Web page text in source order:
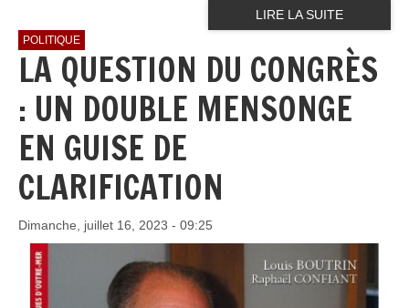
LIRE LA SUITE
POLITIQUE
LA QUESTION DU CONGRÈS
: UN DOUBLE MENSONGE
EN GUISE DE
CLARIFICATION
Dimanche, juillet 16, 2023 - 09:25